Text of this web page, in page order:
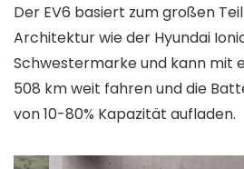
Der EV6 basiert zum großen
Architektur wie der Hyundai
Schwestermarke und kann mit
508 km weit fahren und die
von 10-80% Kapazität aufladen.